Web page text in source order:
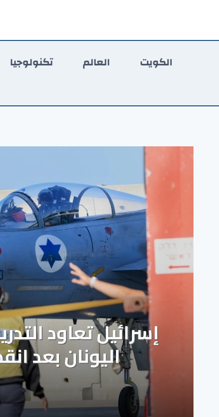
المحتوى
الكويت العالم تكنولوجيا